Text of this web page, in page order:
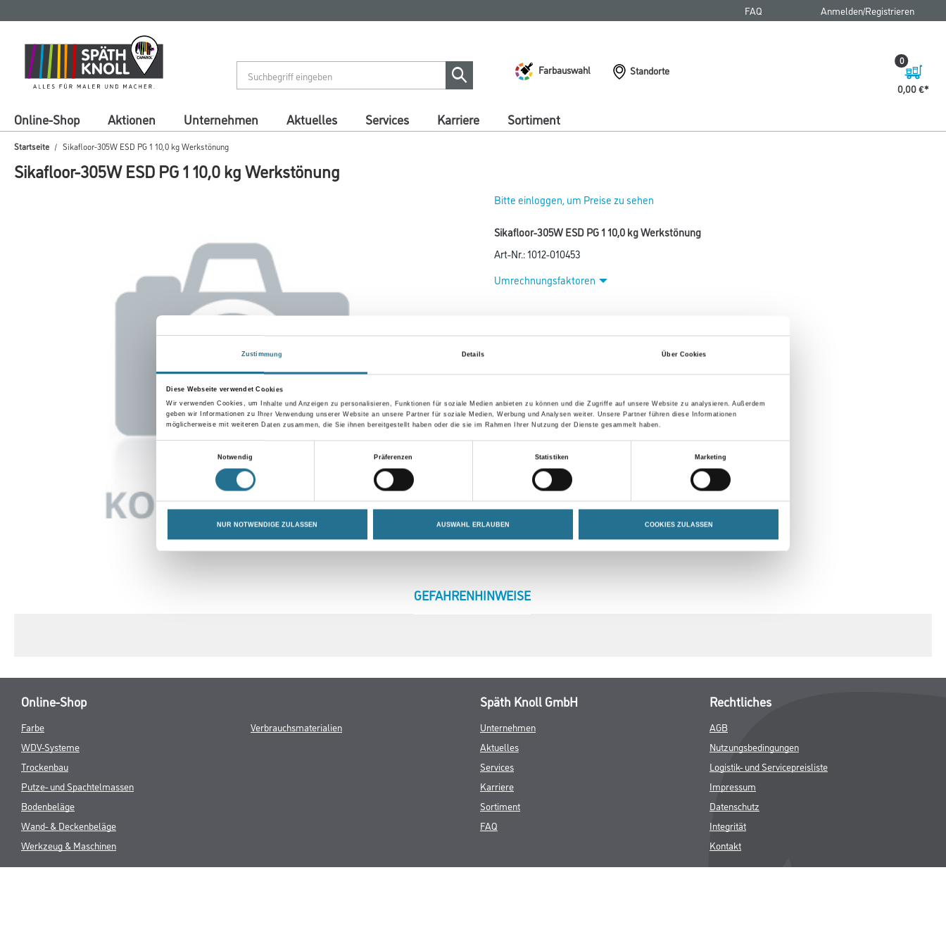
Zustimmung Details Über Cookies
Diese Webseite verwendet Cookies
Wir verwenden Cookies, um Inhalte und Anzeigen zu personalisieren, Funktionen für soziale Medien anbieten zu können und die Zugriffe auf unsere Website zu analysieren. Außerdem
geben wir Informationen zu Ihrer Verwendung unserer Website an unsere Partner für soziale Medien, Werbung und Analysen weiter. Unsere Partner führen diese Informationen
möglicherweise mit weiteren Daten zusammen, die Sie ihnen bereitgestellt haben oder die sie im Rahmen Ihrer Nutzung der Dienste gesammelt haben.
Notwendig
Präferenzen Statistiken Marketing
NUR NOTWENDIGE ZULASSEN AUSWAHL ERLAUBEN COOKIES ZULASSEN
springen
springen
FAQ Anmelden/Registrieren
Farbauswahl
Standorte
0,00 €
0
Online-Shop Aktionen Unternehmen Aktuelles Services Karriere Sortiment
Startseite Sikafloor-305W ESD PG 1 10,0 kg Werkstönung
Sikafloor-305W ESD PG 1 10,0 kg Werkstönung
Bitte einloggen, um Preise zu sehen
Sikafloor-305W ESD PG 1 10,0 kg Werkstönung
Art-Nr.:1012-010453
Umrechnungsfaktoren
CURRENT
GEFAHRENHINWEISE
Online-Shop
Farbe
WDV-Systeme
Trockenbau
Putze- und Spachtelmassen
Bodenbeläge
Wand- & Deckenbeläge
Werkzeug & Maschinen
Verbrauchsmaterialien
Späth Knoll GmbH
Unternehmen
Aktuelles
Services
Karriere
Sortiment
FAQ
Rechtliches
AGB
Nutzungsbedingungen
Logistik- und Servicepreisliste
Impressum
Datenschutz
Integrität
Kontakt